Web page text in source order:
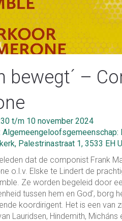
bewegt´ –
t/m 10 november 2024
Palestrinastraat 1, 3533 EH
dat de componist Frank
o.l.v. Elske te Lindert de
Ze worden begeleid door
tussen hem en God’,
koordirigent. Het is een
Lauridsen, Hindemith,